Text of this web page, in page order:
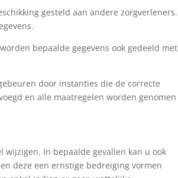
gesteld aan andere zorgverleners.
bepaalde gegevens ook gedeeld met
door instanties die de correcte
en alle maatregelen worden genomen
wijzigen. In bepaalde gevallen kan u ook
deze een ernstige bedreiging vormen